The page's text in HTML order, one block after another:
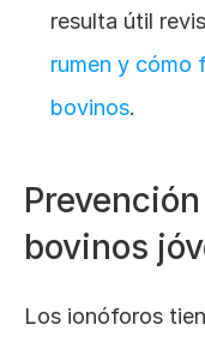
resulta útil
rumen y cómo
bovinos.
bovinos
Los ionóforos